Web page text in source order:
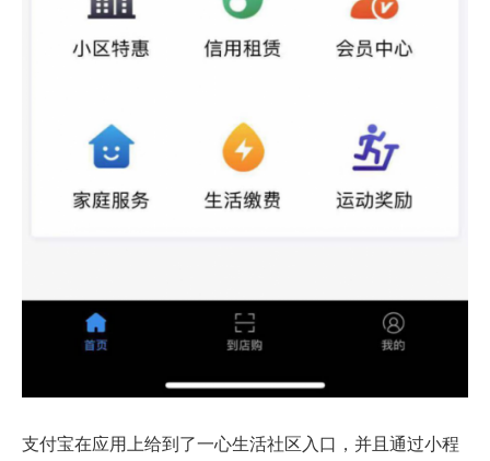
支付宝在应用上给到了一心生活社区入口，并且通过小程